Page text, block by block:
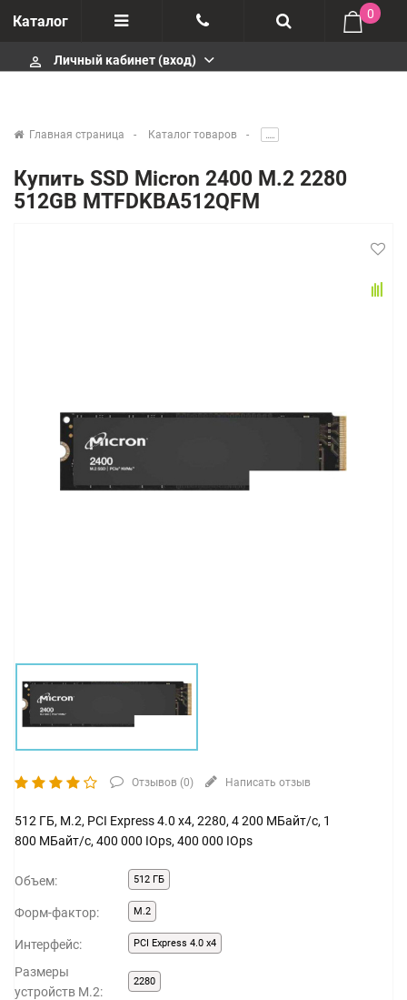
Каталог
Отзывы
Гарантия
+375447430404
infobelm.by@yandex.ru
0
perm_identity Личный кабинет (вход)
Главная страница Каталог товаров .....
Купить SSD Micron 2400 M.2 2280
512GB MTFDKBA512QFM
Отзывов (0) Написать отзыв
512 ГБ, M.2, PCI Express 4.0 x4, 2280, 4 200 МБайт/с, 1
800 МБайт/с, 400 000 IOps, 400 000 IOps
Объем: 512 ГБ
Форм-фактор: M.2
Интерфейс: PCI Express 4.0 x4
Размеры
устройств M.2:
2280